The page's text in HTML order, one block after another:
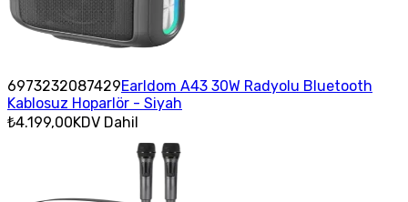
6973232087429Earldom A43 30W Radyolu Bluetooth
Kablosuz Hoparlör - Siyah
₺4.199,00KDV Dahil